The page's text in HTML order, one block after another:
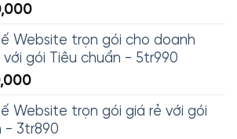
Website trọn gói cho doanh
với gói Tiêu chuẩn - 5tr990
Website trọn gói giá rẻ với gói
- 3tr890